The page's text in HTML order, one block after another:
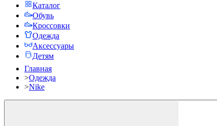
Каталог
Обувь
Кроссовки
Одежда
Аксессуары
Детям
Главная
>Одежда
>Nike